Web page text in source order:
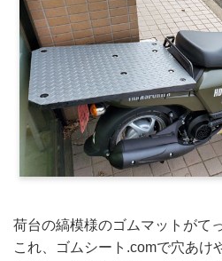
荷台の縞模様のゴムマットがて
これ、ゴムシート.comで穴あけ